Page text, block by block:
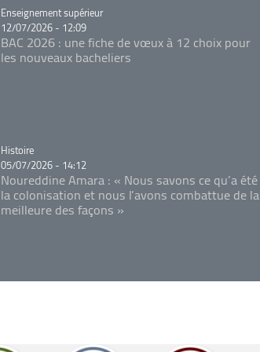
Catégorie
Enseignement supérieur
12/07/2026 - 12:09
BAC 2026 : une fiche de vœux à 12 choix pour
les nouveaux bacheliers
Catégorie
Histoire
05/07/2026 - 14:12
Noureddine Amara : « Nous savons ce qu’a été
la colonisation et nous l’avons combattue de la
meilleure des façons »